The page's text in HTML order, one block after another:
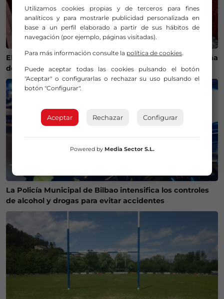
El calor cambia la ruta del bonito y complica la campaña
de pesca en Euskadi
La Policía Municipal de Bilbao intensifica los controles
de alcohol y drogas para evitar accidentes
Utilizamos cookies propias y de terceros para fines
analíticos y para mostrarle publicidad personalizada en
base a un perfil elaborado a partir de sus hábitos de
navegación (por ejemplo, páginas visitadas).
Para más información consulte la política de cookies.
Puede aceptar todas las cookies pulsando el botón
"Aceptar" o configurarlas o rechazar su uso pulsando el
botón "Configurar".
Aceptar Rechazar Configurar
Powered by Media Sector S.L.